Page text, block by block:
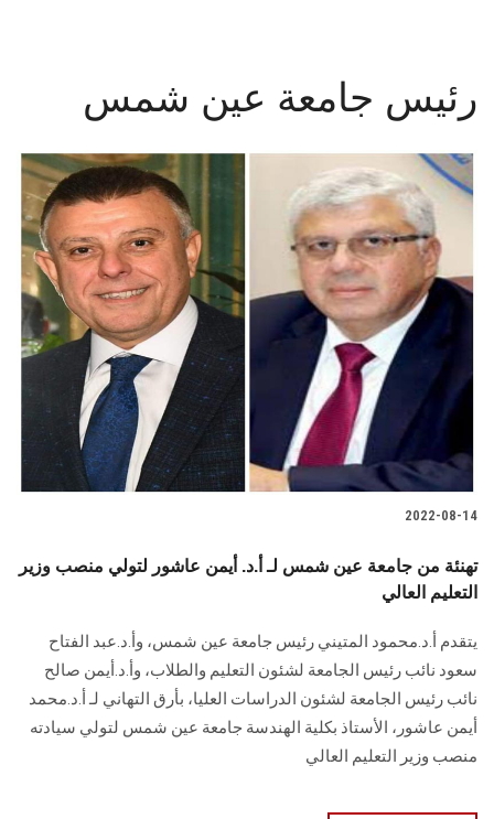
المراكز والوحدات
الأنظمة الذكية
الإعلام
تواصل معنا
الطلاب
هيئة التدريس
الدراسات العليا
الزائـرون
سجل الان
رئيس جامعة عين شمس
2022-08-14
تهنئة من جامعة عين شمس لـ أ.د. أيمن عاشور لتولي منصب وزير
التعليم العالي
يتقدم أ.د.محمود المتيني رئيس جامعة عين شمس، وأ.د.عبد الفتاح
سعود نائب رئيس الجامعة لشئون التعليم والطلاب، وأ.د.أيمن صالح
نائب رئيس الجامعة لشئون الدراسات العليا، بأرق التهاني لـ أ.د.محمد
أيمن عاشور، الأستاذ بكلية الهندسة جامعة عين شمس لتولي سيادته
منصب وزير التعليم العالي